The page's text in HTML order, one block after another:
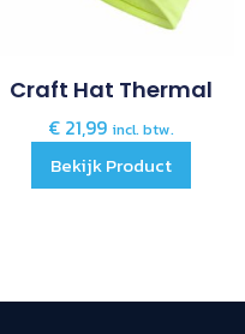
Craft Hat Thermal
€ 21,99 incl. btw.
Bekijk Product